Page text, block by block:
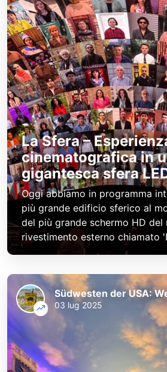
La Sfera –
cinematografica in
gigantesca sfera
Oggi abbiamo in programma
più grande edificio sferico al
del più grande schermo HD del
rivestimento esterno chiamato
03 lug 2025